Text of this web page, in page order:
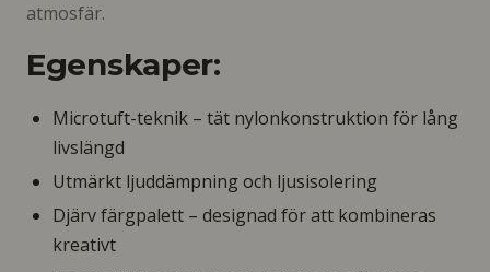
atmosfär.
Egenskaper:
Microtuft-teknik – tät nylonkonstruktion för lång
livslängd
Utmärkt ljuddämpning och ljusisolering
Djärv färgpalett – designad för att kombineras
kreativt